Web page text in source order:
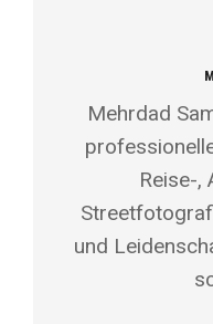
Mehrdad
Reise-,
und